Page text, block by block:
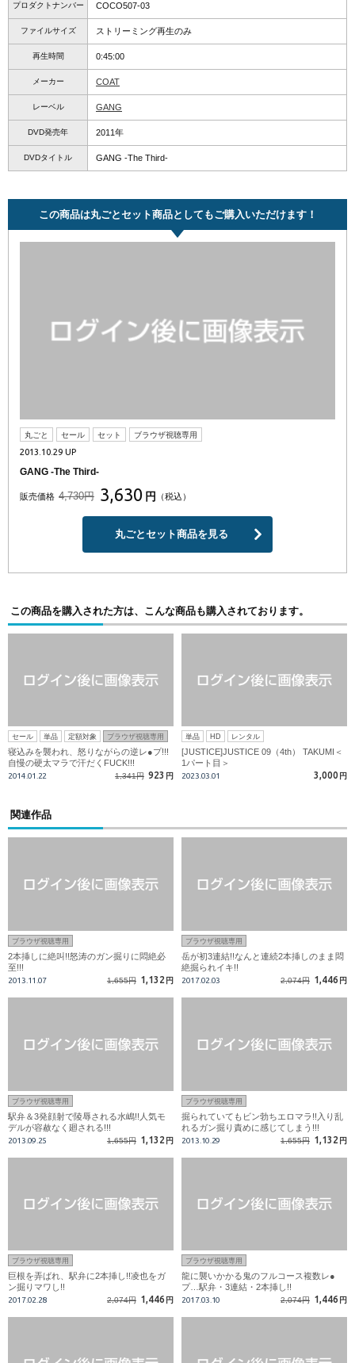
プロダクトナンバー COCO507-03
ファイルサイズ ストリーミング再生のみ
再生時間 0:45:00
メーカー COAT
レーベル GANG
DVD発売年 2011年
DVDタイトル GANG -The Third-
この商品は丸ごとセット商品としてもご購入いただけます！
丸ごと セール セット ブラウザ視聴専用
2013.10.29 UP
GANG -The Third-
販売価格 4,730円 3,630 円 （税込）
丸ごとセット商品を見る
この商品を購入された方は、こんな商品も購入されております。
セール 単品 定額対象 ブラウザ視聴専用
寝込みを襲われ、怒りながらの逆レ●プ!!!
自慢の硬太マラで汗だくFUCK!!!
2014.01.22 1,341円 923 円
単品 HD レンタル
[JUSTICE]JUSTICE 09（4th） TAKUMI＜
1パート目＞
2023.03.01 3,000 円
関連作品
ブラウザ視聴専用
2本挿しに絶叫!!怒涛のガン掘りに悶絶必
至!!!
2013.11.07 1,655円 1,132 円
ブラウザ視聴専用
岳が初3連結!!なんと連続2本挿しのまま悶
絶掘られイキ!!
2017.02.03 2,074円 1,446 円
ブラウザ視聴専用
駅弁＆3発顔射で陵辱される水嶋!!人気モ
デルが容赦なく廻される!!!
2013.09.25 1,655円 1,132 円
ブラウザ視聴専用
掘られていてもビン勃ちエロマラ!!入り乱
れるガン掘り責めに感じてしまう!!!
2013.10.29 1,655円 1,132 円
ブラウザ視聴専用
巨根を弄ばれ、駅弁に2本挿し!!凌也をガ
ン掘りマワし!!
2017.02.28 2,074円 1,446 円
ブラウザ視聴専用
龍に襲いかかる鬼のフルコース複数レ●
プ…駅弁・3連結・2本挿し!!
2017.03.10 2,074円 1,446 円